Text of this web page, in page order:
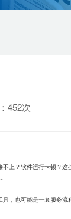
452次
上？软件运行卡顿？
，也可能是一套服务